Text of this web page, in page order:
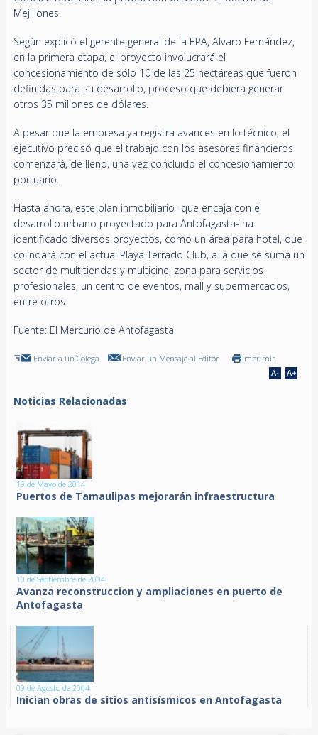
Mejillones.
Según explicó el gerente general de la EPA, Alvaro Fernández,
en la primera etapa, el proyecto involucrará el
concesionamiento de sólo 10 de las 25 hectáreas que fueron
definidas para su desarrollo, proceso que debiera generar
otros 35 millones de dólares.
A pesar que la empresa ya registra avances en lo técnico, el
ejecutivo precisó que el trabajo con los asesores financieros
comenzará, de lleno, una vez concluido el concesionamiento
portuario.
Hasta ahora, este plan inmobiliario -que encaja con el
desarrollo urbano proyectado para Antofagasta- ha
identificado diversos proyectos, como un área para hotel, que
colindará con el actual Playa Terrado Club, a la que se suma un
sector de multitiendas y multicine, zona para servicios
profesionales, un centro de eventos, mall y supermercados,
entre otros.
Fuente: El Mercurio de Antofagasta
Enviar a un Colega Enviar un Mensaje al Editor Imprimir
Noticias Relacionadas
19 de Mayo de 2014
Puertos de Tamaulipas mejorarán infraestructura
10 de Septiembre de 2004
Avanza reconstruccion y ampliaciones en puerto de
Antofagasta
09 de Agosto de 2004
Inician obras de sitios antisísmicos en Antofagasta